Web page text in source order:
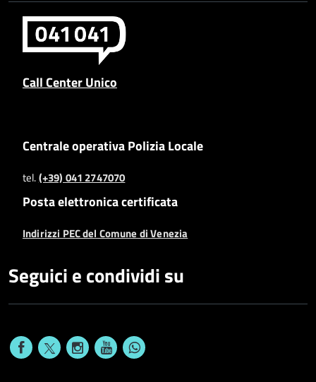
Call Center Unico
Centrale operativa Polizia Locale
tel.(+39) 041 2747070
Posta elettronica certificata
Indirizzi PEC del Comune di Venezia
Seguici e condividi su